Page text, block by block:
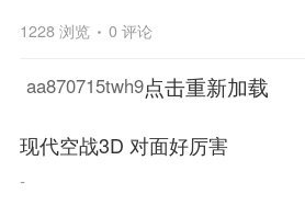
1228 浏览 0 评论
aa870715twh9点击重新加载
现代空战3D 对面好厉害
-